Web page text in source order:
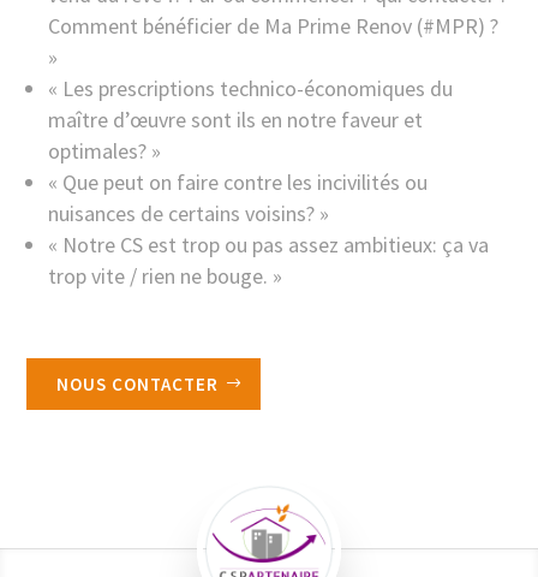
Comment bénéficier de Ma Prime Renov (#MPR) ?
»
« Les prescriptions technico-économiques du
maître d’œuvre sont ils en notre faveur et
optimales? »
« Que peut on faire contre les incivilités ou
nuisances de certains voisins? »
« Notre CS est trop ou pas assez ambitieux: ça va
trop vite / rien ne bouge. »
NOUS CONTACTER